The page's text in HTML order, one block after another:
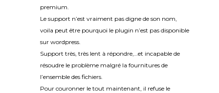
premium.
Le support n’est vraiment pas digne de son nom,
voila peut être pourquoi le plugin n’est pas disponible
sur wordpress.
Support très, très lent à répondre,…et incapable de
résoudre le problème malgré la fournitures de
l’ensemble des fichiers.
Pour couronner le tout maintenant, il refuse le